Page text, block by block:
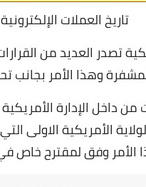
تاريخ العملات الإلكترونية
تصدر العديد من
وهذا الأمر
داخل الإدارة
الأمريكية الاولى
وفق لمقترح خاص في